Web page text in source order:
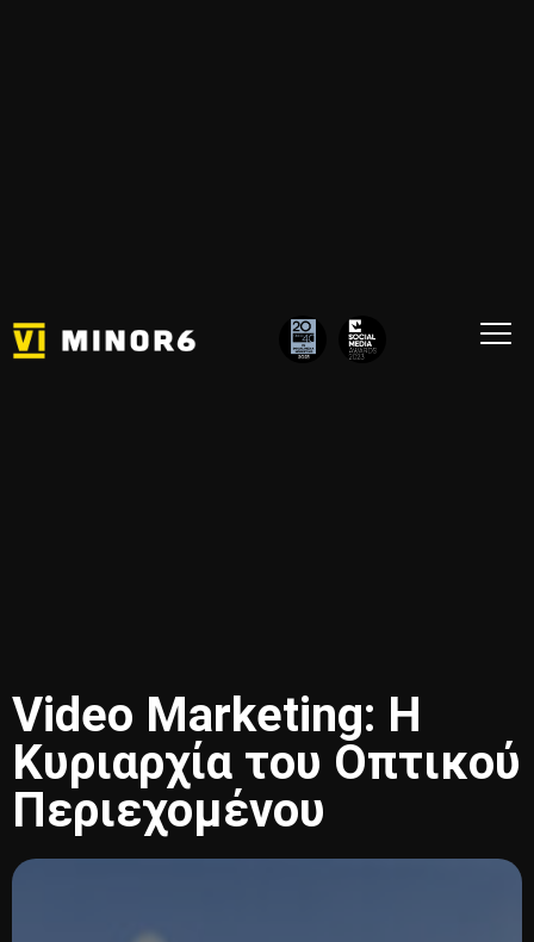
Video Marketing: Η
Κυριαρχία του Οπτικού
Περιεχομένου